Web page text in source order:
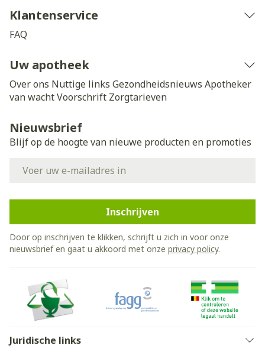
Klantenservice
FAQ
Uw apotheek
Over ons Nuttige links Gezondheidsnieuws Apotheker
van wachtVoorschrift Zorgtarieven
Nieuwsbrief
Blijf op de hoogte van nieuwe producten en promoties
Inschrijven
Door op inschrijven te klikken, schrijft u zich in voor onze
nieuwsbrief en gaat u akkoord met onze privacy policy.
Juridische links